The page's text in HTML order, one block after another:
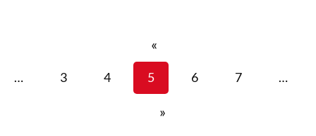
«
… 3 4 5 6 7 …
»